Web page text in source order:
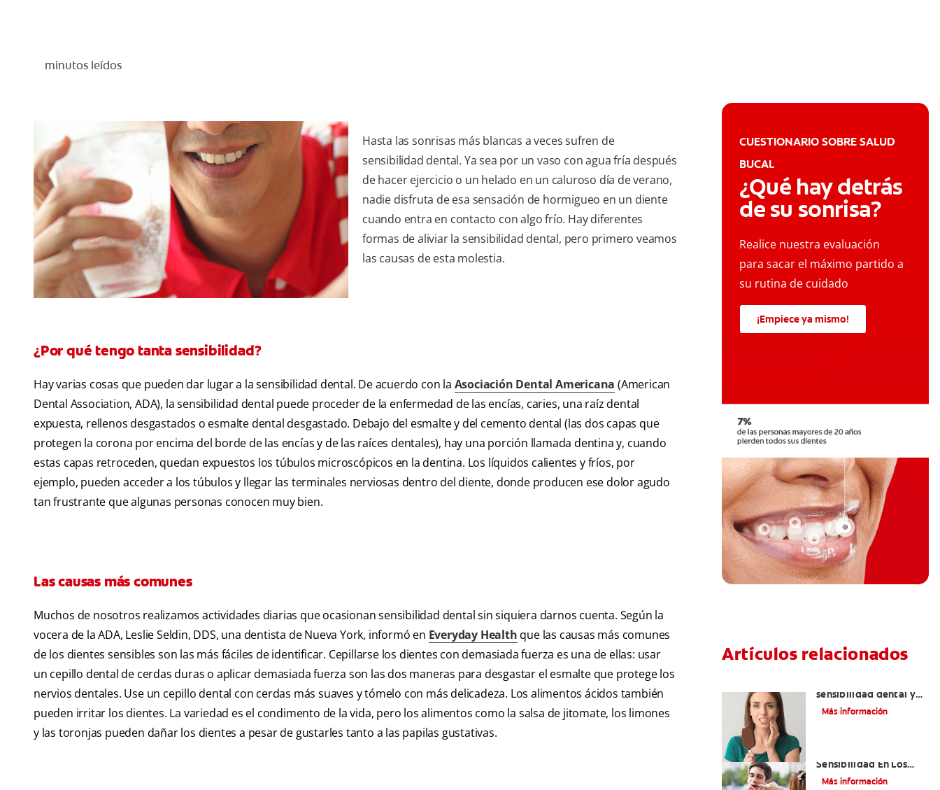
minutos leídos
Hasta las sonrisas más blancas a veces sufren de
sensibilidad dental. Ya sea por un vaso con agua fría después
de hacer ejercicio o un helado en un caluroso día de verano,
nadie disfruta de esa sensación de hormigueo en un diente
cuando entra en contacto con algo frío. Hay diferentes
formas de aliviar la sensibilidad dental, pero primero veamos
las causas de esta molestia.
¿Por qué tengo tanta sensibilidad?
Hay varias cosas que pueden dar lugar a la sensibilidad dental. De acuerdo con la Asociación Dental Americana (American
Dental Association, ADA), la sensibilidad dental puede proceder de la enfermedad de las encías, caries, una raíz dental
expuesta, rellenos desgastados o esmalte dental desgastado. Debajo del esmalte y del cemento dental (las dos capas que
protegen la corona por encima del borde de las encías y de las raíces dentales), hay una porción llamada dentina y, cuando
estas capas retroceden, quedan expuestos los túbulos microscópicos en la dentina. Los líquidos calientes y fríos, por
ejemplo, pueden acceder a los túbulos y llegar las terminales nerviosas dentro del diente, donde producen ese dolor agudo
tan frustrante que algunas personas conocen muy bien.
Las causas más comunes
Muchos de nosotros realizamos actividades diarias que ocasionan sensibilidad dental sin siquiera darnos cuenta. Según la
vocera de la ADA, Leslie Seldin, DDS, una dentista de Nueva York, informó en Everyday Health que las causas más comunes
de los dientes sensibles son las más fáciles de identificar. Cepillarse los dientes con demasiada fuerza es una de ellas: usar
un cepillo dental de cerdas duras o aplicar demasiada fuerza son las dos maneras para desgastar el esmalte que protege los
nervios dentales. Use un cepillo dental con cerdas más suaves y tómelo con más delicadeza. Los alimentos ácidos también
pueden irritar los dientes. La variedad es el condimento de la vida, pero los alimentos como la salsa de jitomate, los limones
y las toronjas pueden dañar los dientes a pesar de gustarles tanto a las papilas gustativas.
CUESTIONARIO SOBRE SALUD
BUCAL
¿Qué hay detrás
de su sonrisa?
Realice nuestra evaluación
para sacar el máximo partido a
su rutina de cuidado
¡Empiece ya mismo!
Artículos relacionados
sensibilidad dental y
cómo tratarla
Más información
Sensibilidad En Los
Dientes?
Más información